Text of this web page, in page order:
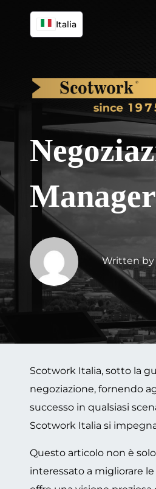
Italia
Written by
Scotwork Italia, sotto la
negoziazione, fornendo
successo in qualsiasi
Scotwork Italia si
Questo articolo non è
interessato a migliorare